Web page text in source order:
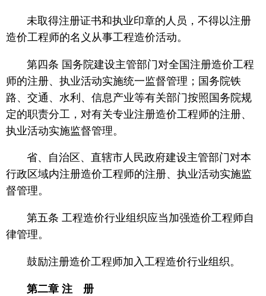
未取得注册证书和执业印章的人员，不得以注册
造价工程师的名义从事工程造价活动。
第四条 国务院建设主管部门对全国注册造价工程
师的注册、执业活动实施统一监督管理；国务院铁
路、交通、水利、信息产业等有关部门按照国务院规
定的职责分工，对有关专业注册造价工程师的注册、
执业活动实施监督管理。
省、自治区、直辖市人民政府建设主管部门对本
行政区域内注册造价工程师的注册、执业活动实施监
督管理。
第五条 工程造价行业组织应当加强造价工程师自
律管理。
鼓励注册造价工程师加入工程造价行业组织。
第二章 注 册